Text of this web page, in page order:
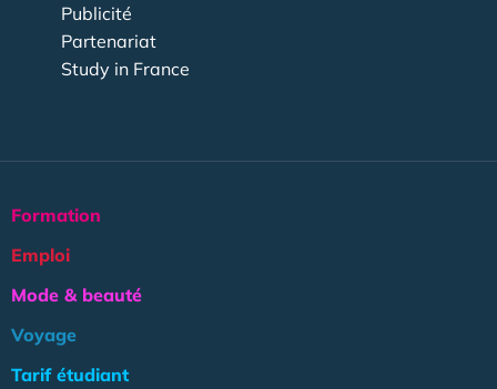
Publicité
Partenariat
Study in France
Formation
Emploi
Mode & beauté
Voyage
Tarif étudiant